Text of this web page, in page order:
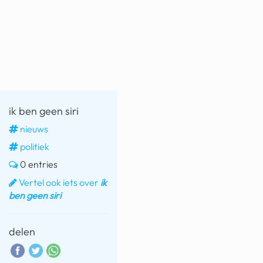
armand duplantis
duitsland
ik ben geen siri
nieuws
politiek
0 entries
Vertel ook iets over ik
ben geen siri
delen